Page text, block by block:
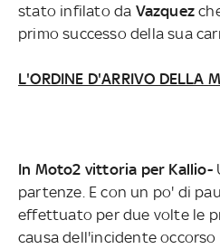
stato infilato da Vazquez
primo successo della sua
L'ORDINE D'ARRIVO DELLA
In Moto2 vittoria per Kallio-
partenze. E con un po' di
effettuato per due volte le
causa dell'incidente occorso